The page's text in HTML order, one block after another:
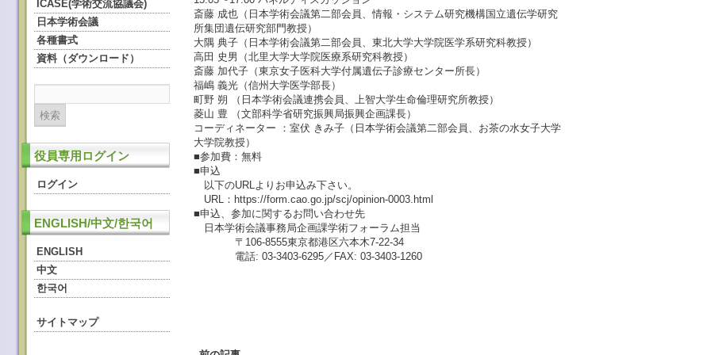
ICASE(学術交流協議会)
日本学術会議
各種書式
資料（ダウンロード）
役員専用ログイン
ログイン
ENGLISH/中文/한국어
ENGLISH
中文
한국어
サイトマップ
斎藤 成也（日本学術会議第二部会員、情報・システム研究機構国立遺伝学研究
所集団遺伝研究部門教授）
大隅 典子（日本学術会議第二部会員、東北大学大学院医学系研究科教授）
高田 史男（北里大学大学院医療系研究科教授）
斎藤 加代子（東京女子医科大学付属遺伝子診療センター所長）
福嶋 義光（信州大学医学部長）
町野 朔 （日本学術会議連携会員、上智大学生命倫理研究所教授）
菱山 豊 （文部科学省研究振興局振興企画課長）
コーディネーター ：室伏 きみ子（日本学術会議第二部会員、お茶の水女子大学
大学院教授）
■参加費：無料
■申込
以下のURLよりお申込み下さい。
URL：https://form.cao.go.jp/scj/opinion-0003.html
■申込、参加に関するお問い合わせ先
日本学術会議事務局企画課学術フォーラム担当
〒106-8555東京都港区六本木7-22-34
電話: 03-3403-6295／FAX: 03-3403-1260